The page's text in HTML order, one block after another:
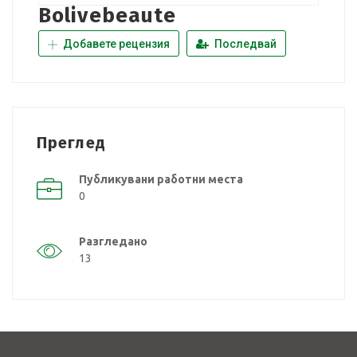
Bolivebeaute
Добавете рецензия Последвай
Преглед
Публикувани работни места
0
Разгледано
13